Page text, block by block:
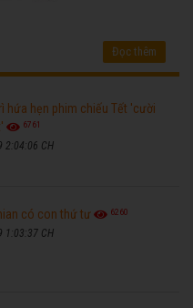
Đọc thêm
hứa hẹn phim chiếu Tết 'cười
6761
2:04:06 CH
có con thứ tư 6260
1:03:37 CH